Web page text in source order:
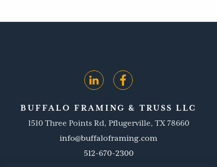
BUFFALO FRAMING & TRUSS LLC
1510 Three Points Rd, Pflugerville, TX 78660
info@buffaloframing.com
512-670-2300